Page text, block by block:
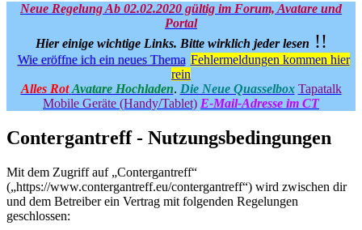
Neue Regelung Ab 02.02.2020 gültig im Forum, Avatare und
Portal
Hier einige wichtige Links. Bitte wirklich jeder lesen !!
Wie eröffne ich ein neues Thema Fehlermeldungen kommen hier
rein
Alles Rot Avatare Hochladen. Die Neue Quasselbox Tapatalk
Mobile Geräte (Handy/Tablet) E-Mail-Adresse im CT
Contergantreff - Nutzungsbedingungen
Mit dem Zugriff auf „Contergantreff“
(„https://www.contergantreff.eu/contergantreff“) wird zwischen dir
und dem Betreiber ein Vertrag mit folgenden Regelungen
geschlossen: